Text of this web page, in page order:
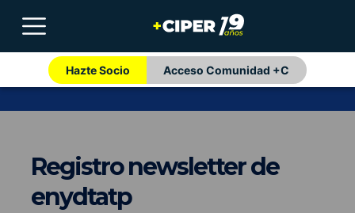
Hazte Socio Acceso Comunidad +C
Registro newsletter de
enydtatp